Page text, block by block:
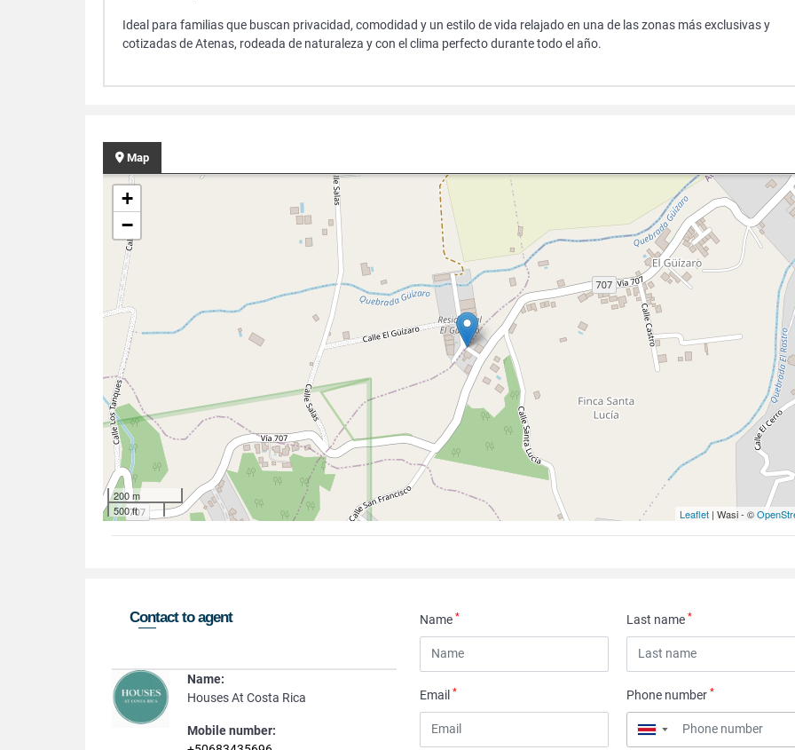
Ideal para familias que buscan privacidad, comodidad y un estilo de vida relajado en una de las zonas más exclusivas y
cotizadas de Atenas, rodeada de naturaleza y con el clima perfecto durante todo el año.
Map
+
−
200 m
500 ft
Leaflet | Wasi - ©
Contact to agent
Name:
Houses At Costa Rica
Mobile number:
Name* Last name*
Email* Phone number*
▼